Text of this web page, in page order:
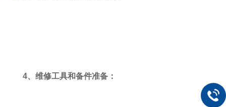
4、维修工具和备件准备：